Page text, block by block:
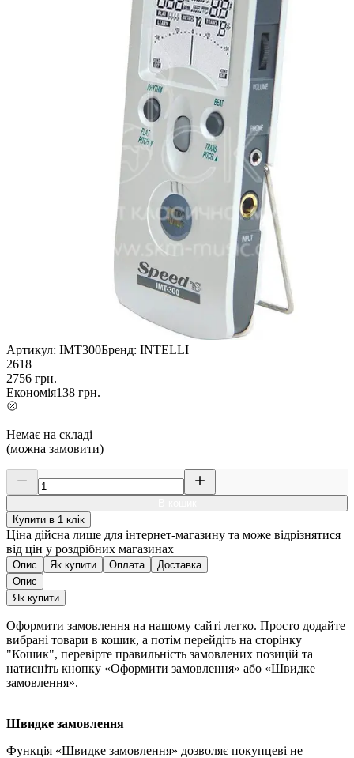
Артикул: IMT300Бренд: INTELLI
2618
2756 грн.
Економія138 грн.
Немає на складі
(можна замовити)
Купити в 1 клік
Ціна дійсна лише для інтернет-магазину та може відрізнятися
від цін у роздрібних магазинах
Опис Як купити Оплата
Доставка
Опис
Як купити
Оформити замовлення на нашому сайті легко. Просто додайте
вибрані товари в кошик, а потім перейдіть на сторінку
"Кошик", перевірте правильність замовлених позицій та
натисніть кнопку «Оформити замовлення» або «Швидке
замовлення».
Швидке замовлення
Функція «Швидке замовлення» дозволяє покупцеві не